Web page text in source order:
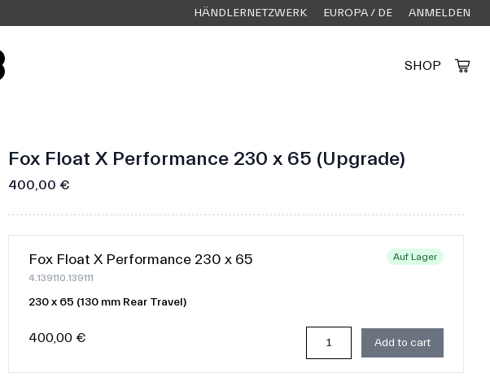
HÄNDLERNETZWERK EUROPA / DE ANMELDEN
SHOP
Fox Float X Performance 230 x 65 (Upgrade)
400,00 €
Fox Float X Performance 230 x 65
4.139110.139111
230 x 65 (130 mm Rear Travel)
Auf Lager
400,00 € Add to cart